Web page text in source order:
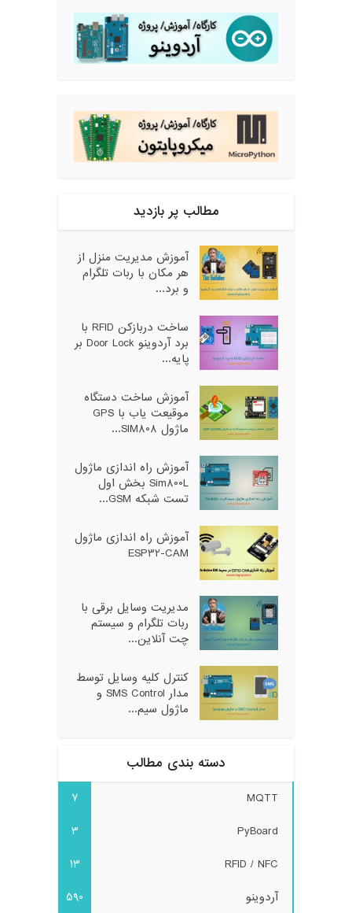
مطالب پر بازدید
آموزش مدیریت منزل از
هر مکان با ربات تلگرام
و برد...
ساخت دربازکن RFID با
برد آردوینو Door Lock بر
پایه...
آموزش ساخت دستگاه
موقیعت یاب با GPS
ماژول SIM808...
آموزش راه اندازی ماژول
Sim800L بخش اول
تست شبکه GSM...
آموزش راه اندازی ماژول
ESP32-CAM
مدیریت وسایل برقی با
ربات تلگرام و سیستم
چت آنلاین...
کنترل کلیه وسایل توسط
مدار SMS Control و
ماژول سیم...
دسته بندی مطالب
MQTT
7
PyBoard
3
RFID / NFC
13
آردوینو
590